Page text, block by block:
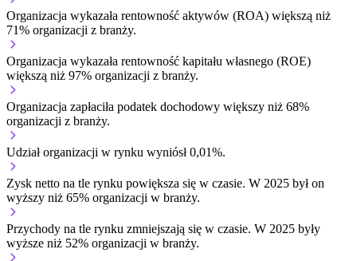
Organizacja wykazała rentowność aktywów (ROA) większą niż
71% organizacji z branży.
Organizacja wykazała rentowność kapitału własnego (ROE)
większą niż 97% organizacji z branży.
Organizacja zapłaciła podatek dochodowy większy niż 68%
organizacji z branży.
Udział organizacji w rynku wyniósł 0,01%.
Zysk netto na tle rynku powiększa się w czasie. W 2025 był on
wyższy niż 65% organizacji w branży.
Przychody na tle rynku zmniejszają się w czasie. W 2025 były
wyższe niż 52% organizacji w branży.